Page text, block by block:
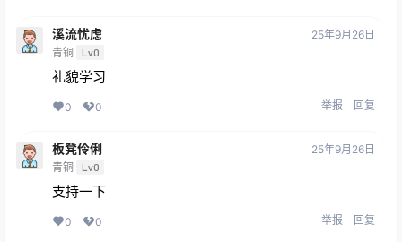
溪流忧虑
青铜 Lv0
25年9月26日
礼貌学习
0 0 举报 回复
板凳伶俐
青铜 Lv0
25年9月26日
支持一下
0 0 举报 回复